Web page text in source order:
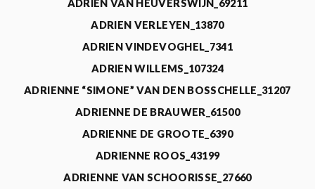
ADRIEN VAN HEUVERSWIJN_69211
ADRIEN VERLEYEN_13870
ADRIEN VINDEVOGHEL_7341
ADRIEN WILLEMS_107324
ADRIENNE “SIMONE” VAN DEN BOSSCHELLE_31207
ADRIENNE DE BRAUWER_61500
ADRIENNE DE GROOTE_6390
ADRIENNE ROOS_43199
ADRIENNE VAN SCHOORISSE_27660